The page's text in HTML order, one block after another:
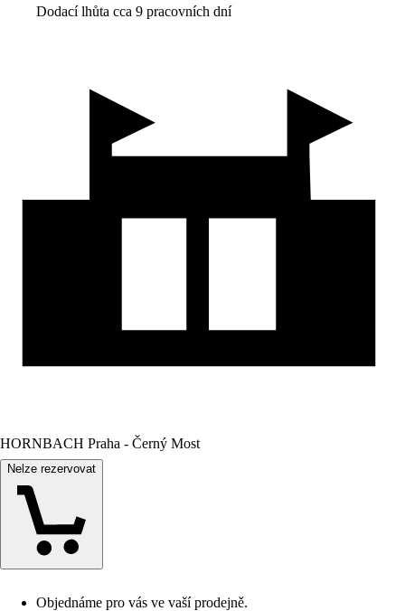
Dodací lhůta cca 9 pracovních dní
HORNBACH Praha - Černý Most
Nelze rezervovat
Objednáme pro vás ve vaší prodejně.